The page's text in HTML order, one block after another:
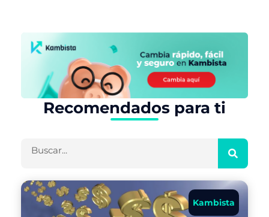
Recomendados para ti
Kambista